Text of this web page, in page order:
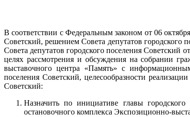
В соответствии с Федеральным законом от 06
Советский, решением Совета депутатов
Совета депутатов городского поселения
целях рассмотрения и обсуждения на собрании
выставочного центра «Память» с
поселения Советский, целесообразности
Советский:
Назначить по инициативе главы
остановочного комплекса Экспозиционно-